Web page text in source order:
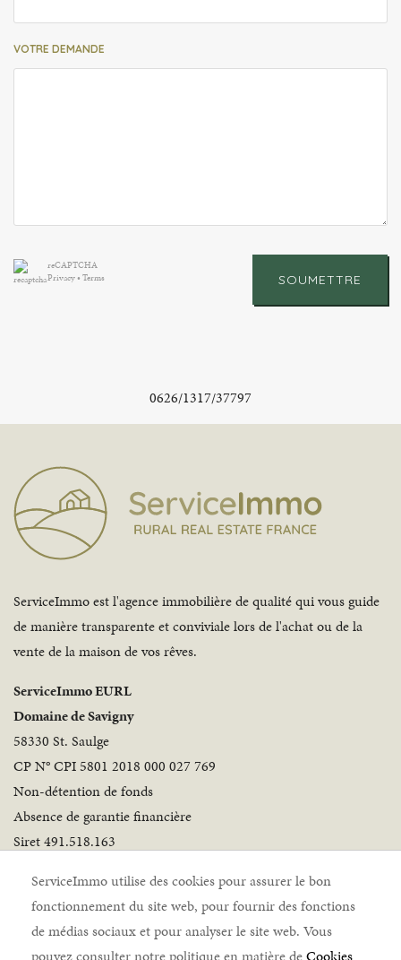
ServiceImmo utilise des cookies pour assurer le bon
fonctionnement du site web, pour fournir des fonctions
de médias sociaux et pour analyser le site web. Vous
VOTRE DEMANDE
reCAPTCHA
Privacy• Terms SOUMETTRE
0626/1317/37797
ServiceImmo est l'agence immobilière de qualité qui vous guide
de manière transparente et conviviale lors de l'achat ou de la
vente de la maison de vos rêves.
ServiceImmo EURL
Domaine de Savigny
58330 St. Saulge
CP N° CPI 5801 2018 000 027 769
Non-détention de fonds
Absence de garantie financière
Siret 491.518.163
Suivez-nous